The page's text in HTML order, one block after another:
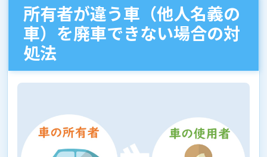
所有者が違う車（他人名義の
車）を廃車できない場合の対
処法